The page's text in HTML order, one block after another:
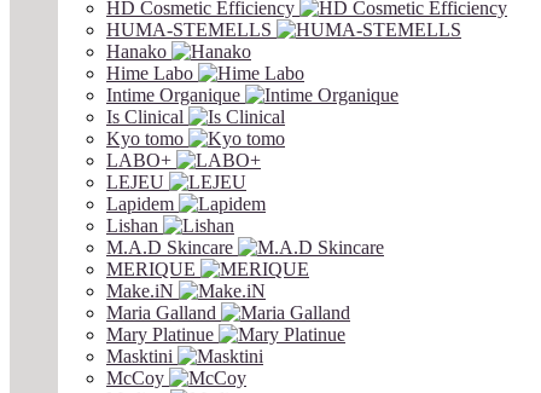
HD Cosmetic Efficiency
HUMA-STEMELLS
Hanako
Hime Labo
Intime Organique
Is Clinical
Kyo tomo
LABO+
LEJEU
Lapidem
Lishan
M.A.D Skincare
MERIQUE
Make.iN
Maria Galland
Mary Platinue
Masktini
McCoy